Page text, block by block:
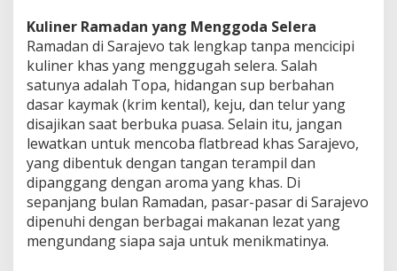
Kuliner Ramadan yang Menggoda Selera
Ramadan di Sarajevo tak lengkap tanpa mencicipi
kuliner khas yang menggugah selera. Salah
satunya adalah Topa, hidangan sup berbahan
dasar kaymak (krim kental), keju, dan telur yang
disajikan saat berbuka puasa. Selain itu, jangan
lewatkan untuk mencoba flatbread khas Sarajevo,
yang dibentuk dengan tangan terampil dan
dipanggang dengan aroma yang khas. Di
sepanjang bulan Ramadan, pasar-pasar di Sarajevo
dipenuhi dengan berbagai makanan lezat yang
mengundang siapa saja untuk menikmatinya.